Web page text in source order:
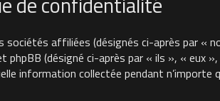
sociétés affiliées (désignés ci-après par «
(désigné ci-après par « ils », « eux
information collectée pendant n’importe